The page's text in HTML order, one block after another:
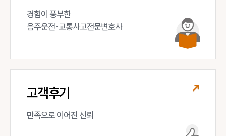
경험이 풍부한
음주운전·교통사고전문변호사
고객후기
만족으로 이어진 신뢰